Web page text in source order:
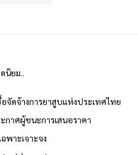
นิยม..
จัดจ้างการยาสูบแห่งประเทศไทย
กาศผู้ชนะการเสนอราคา
ฉพาะเจาะจง